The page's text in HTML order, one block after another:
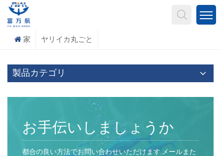
家 ヤリイカ丸ごと
製品カテゴリ
お手伝いしましょうか
都合の良い方法でお問い合わせいただけます.メールまた